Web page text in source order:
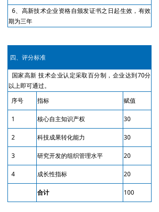
6、高新技术企业资格自颁发证书之日起生效，有效
期为三年
四、评分标准
国家高新 技术企业认定采取百分制，企业达到70分
以上即可通过。
序号
指标 赋值
1 核心自主知识产权 30
2 科技成果转化能力 30
3 研究开发的组织管理水平 20
4 成长性指标 20
合计 100